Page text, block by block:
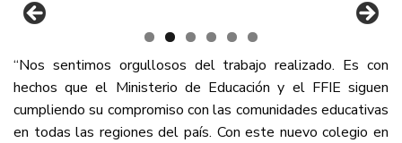
“Nos sentimos orgullosos del trabajo realizado. Es con
hechos que el Ministerio de Educación y el FFIE siguen
cumpliendo su compromiso con las comunidades educativas
en todas las regiones del país. Con este nuevo colegio en